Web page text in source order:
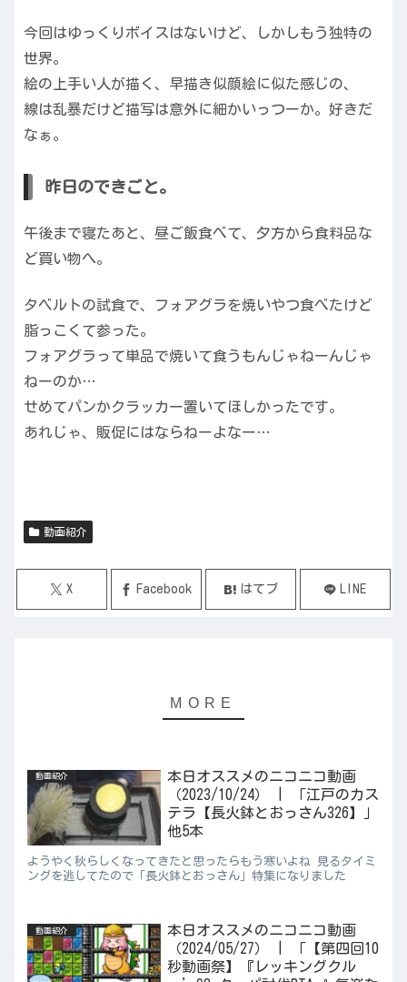
今回はゆっくりボイスはないけど、しかしもう独特の
世界。
絵の上手い人が描く、早描き似顔絵に似た感じの、
線は乱暴だけど描写は意外に細かいっつーか。好きだ
なぁ。
昨日のできごと。
午後まで寝たあと、昼ご飯食べて、夕方から食料品な
ど買い物へ。
タベルトの試食で、フォアグラを焼いやつ食べたけど
脂っこくて参った。
フォアグラって単品で焼いて食うもんじゃねーんじゃ
ねーのか…
せめてパンかクラッカー置いてほしかったです。
あれじゃ、販促にはならねーよなー…
動画紹介
X Facebook はてブ LINE
動画紹介
本日オススメのニコニコ動画
（2023/10/24） | 「江戸のカス
テラ【長火鉢とおっさん326】」
他5本
ようやく秋らしくなってきたと思ったらもう寒いよね 見るタイミ
ングを逃してたので「長火鉢とおっさん」特集になりました
動画紹介
本日オススメのニコニコ動画
（2024/05/27） | 「【第四回10
秒動画祭】『レッキングクル